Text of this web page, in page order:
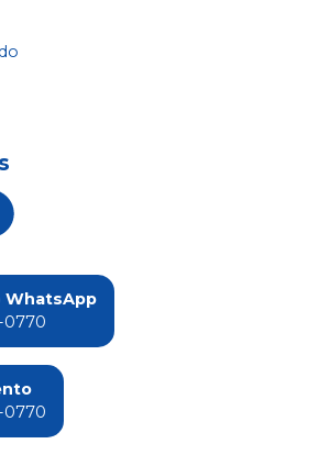
WhatsApp
0770
0770